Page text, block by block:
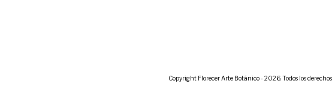
Copyright Florecer Arte Botánico - 2026. Todos los derechos